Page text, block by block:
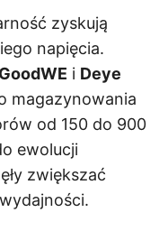
zyskują
napięcia.
GoodWE i Deye
magazynowania
od 150 do 900
ewolucji
zwiększać